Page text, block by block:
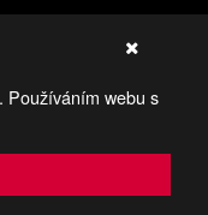
Používáním webu s